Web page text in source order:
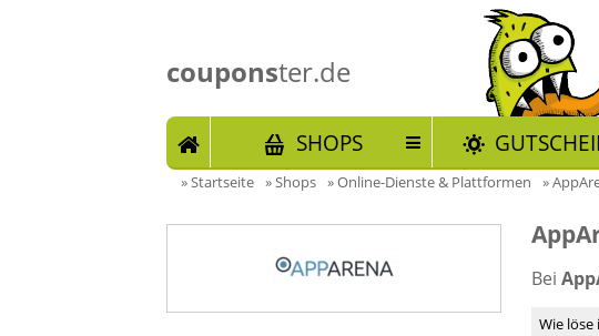
couponster.de
START SHOPS
»Startseite »Shops »Online-Dienste & Plattformen »
Bei
Wie löse